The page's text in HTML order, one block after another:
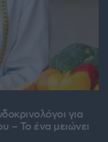
για
– Το ένα μειώνει